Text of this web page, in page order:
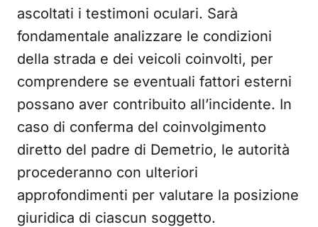
ascoltati i testimoni oculari. Sarà
fondamentale analizzare le condizioni
della strada e dei veicoli coinvolti, per
comprendere se eventuali fattori esterni
possano aver contribuito all’incidente. In
caso di conferma del coinvolgimento
diretto del padre di Demetrio, le autorità
procederanno con ulteriori
approfondimenti per valutare la posizione
giuridica di ciascun soggetto.